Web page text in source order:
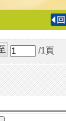
導
/1 頁